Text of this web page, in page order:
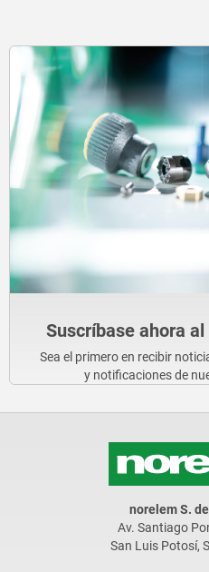
Suscríbase ahora
Sea el primero en recibir
y notificaciones de
norelem S.
Av. Santiago
San Luis Potosí,